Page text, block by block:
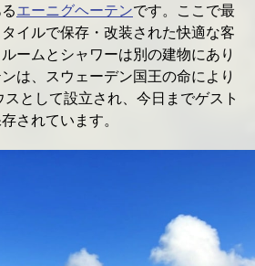
エーニグヘーテンです。ここで最
イルで保存・改装された快適な客
ームとシャワーは別の建物にあり
は、スウェーデン国王の命により
として設立され、今日までゲスト
されています。